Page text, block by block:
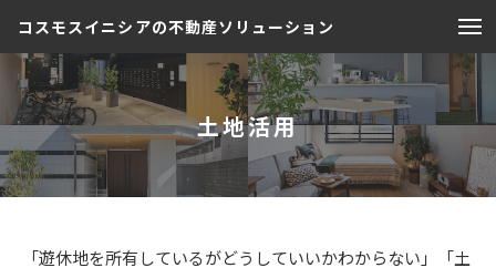
コスモスイニシアの不動産ソリューション
土地活用
「遊休地を所有しているがどうしていいかわからない」「土